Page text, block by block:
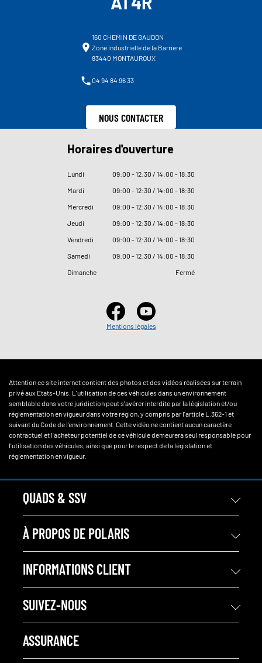
160 CHEMIN DE GAUDON
Zone industrielle de la Barriere
83440 MONTAUROUX
04 94 84 96 33
NOUS CONTACTER
Horaires d'ouverture
Lundi 09:00 - 12:30 / 14:00 - 18:30
Mardi
09:00 - 12:30 / 14:00 - 18:30
Mercredi
09:00 - 12:30 / 14:00 - 18:30
Jeudi
09:00 - 12:30 / 14:00 - 18:30
Vendredi
09:00 - 12:30 / 14:00 - 18:30
Samedi
09:00 - 12:30 / 14:00 - 18:30
Dimanche
Fermé
Mentions légales
Attention ce site internet contient des photos et des vidéos réalisées sur terrain
privé aux Etats-Unis. L'utilisation de ces véhicules dans un environnement
semblable dans votre juridiction peut s'avérer interdite par la législation et/ou
réglementation en vigueur dans votre région, y compris par l'article L.362-1 et
suivant du Code de l'environnement. Cette vidéo ne contient aucun caractère
contractuel et l'acheteur potentiel de ce véhicule demeurera seul responsable pour
l'utilisation des véhicules, ainsi que pour le respect de la législation et
réglementation en vigueur.
QUADS & SSV
À PROPOS DE POLARIS
INFORMATIONS CLIENT
SUIVEZ-NOUS
ASSURANCE